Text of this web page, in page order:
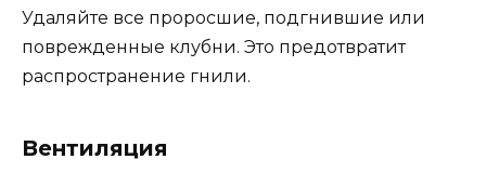
Удаляйте все проросшие, подгнившие или
поврежденные клубни. Это предотвратит
распространение гнили.
Вентиляция